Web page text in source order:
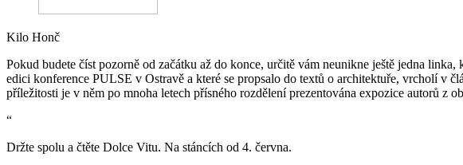
Kilo Honč
Pokud budete číst pozorně od začátku až do konce, určitě vám neunikne ještě jedna
edici konference PULSE v Ostravě a které se propsalo do textů o architektuře, vrcholí v
příležitosti je v něm po mnoha letech přísného rozdělení prezentována expozice autorů z
“
Držte spolu a čtěte Dolce Vitu. Na stáncích od 4. června.